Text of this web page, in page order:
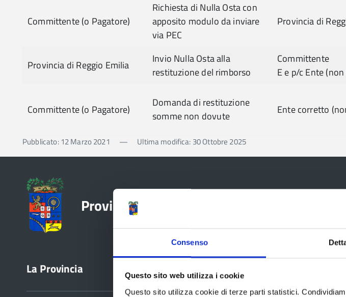
Consenso
Questo sito web utilizza i cookie
Questo sito utilizza cookie di terze parti statistici.
Committente (o Pagatore)
Richiesta di Nulla Osta con
apposito modulo da inviare
via PEC
Provincia di
Provincia di Reggio Emilia
Invio Nulla Osta alla
restituzione del rimborso
Committente
E e p/c Ente (non
Committente (o Pagatore)
Domanda di restituzione
somme non dovute
Ente corretto
Pubblicato: 12 Marzo 2021 — Ultima modifica: 30 Ottobre 2025
Provincia di Reggio Emilia
La Provincia Bandi e avvisi